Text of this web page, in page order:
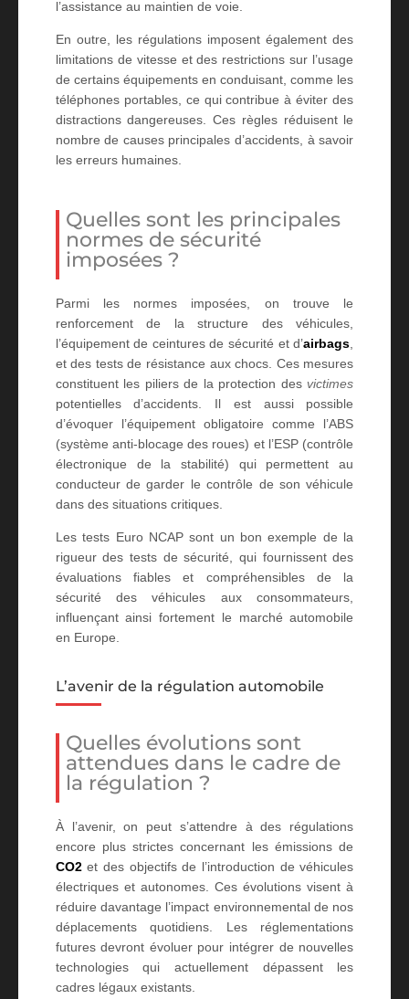
l’assistance au maintien de voie.
En outre, les régulations imposent également des
limitations de vitesse et des restrictions sur l’usage
de certains équipements en conduisant, comme les
téléphones portables, ce qui contribue à éviter des
distractions dangereuses. Ces règles réduisent le
nombre de causes principales d’accidents, à savoir
les erreurs humaines.
Quelles sont les principales
normes de sécurité
imposées ?
Parmi les normes imposées, on trouve le
renforcement de la structure des véhicules,
l’équipement de ceintures de sécurité et d’airbags,
et des tests de résistance aux chocs. Ces mesures
constituent les piliers de la protection des victimes
potentielles d’accidents. Il est aussi possible
d’évoquer l’équipement obligatoire comme l’ABS
(système anti-blocage des roues) et l’ESP (contrôle
électronique de la stabilité) qui permettent au
conducteur de garder le contrôle de son véhicule
dans des situations critiques.
Les tests Euro NCAP sont un bon exemple de la
rigueur des tests de sécurité, qui fournissent des
évaluations fiables et compréhensibles de la
sécurité des véhicules aux consommateurs,
influençant ainsi fortement le marché automobile
en Europe.
L’avenir de la régulation automobile
Quelles évolutions sont
attendues dans le cadre de
la régulation ?
À l’avenir, on peut s’attendre à des régulations
encore plus strictes concernant les émissions de
CO2et des objectifs de l’introduction de véhicules
électriques et autonomes. Ces évolutions visent à
réduire davantage l’impact environnemental de nos
déplacements quotidiens. Les réglementations
futures devront évoluer pour intégrer de nouvelles
technologies qui actuellement dépassent les
cadres légaux existants.